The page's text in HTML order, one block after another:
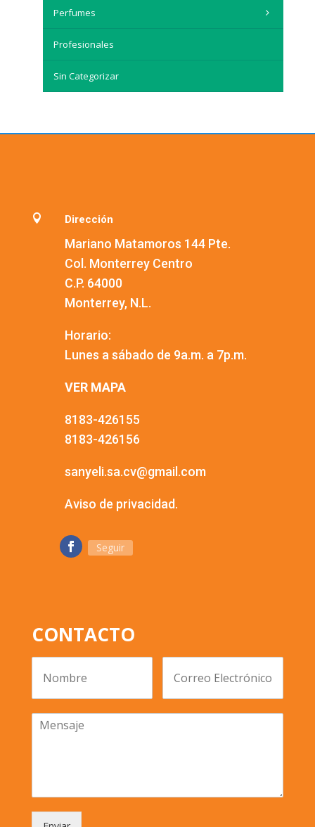
Perfumes
Profesionales
Sin Categorizar
 Dirección
Mariano Matamoros 144 Pte.
Col. Monterrey Centro
C.P. 64000
Monterrey, N.L.
Horario:
Lunes a sábado de 9a.m. a 7p.m.
VER MAPA
8183-426155
8183-426156
sanyeli.sa.cv@gmail.com
Aviso de privacidad.
Seguir
CONTACTO